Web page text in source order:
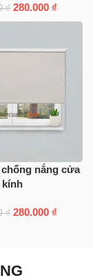
₫ 280.000 ₫
nắng cửa
kính
₫ 280.000 ₫